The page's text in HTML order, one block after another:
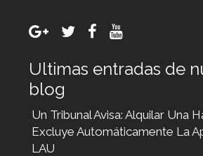
Ultimas entradas de
blog
Un Tribunal Avisa: Alquilar Una
Excluye Automáticamente La
LAU